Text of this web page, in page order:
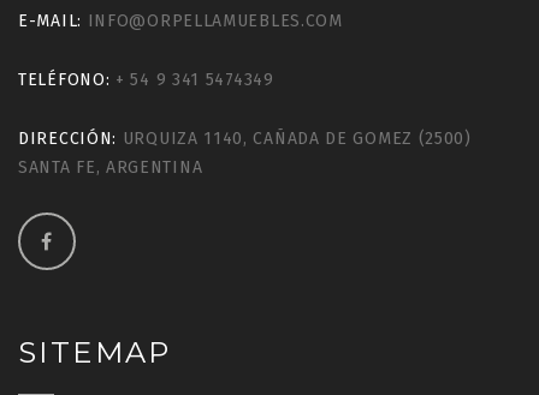
E-MAIL: INFO@ORPELLAMUEBLES.COM
TELÉFONO: + 54 9 341 5474349
DIRECCIÓN: URQUIZA 1140, CAÑADA DE GOMEZ (2500)
SANTA FE, ARGENTINA
SITEMAP